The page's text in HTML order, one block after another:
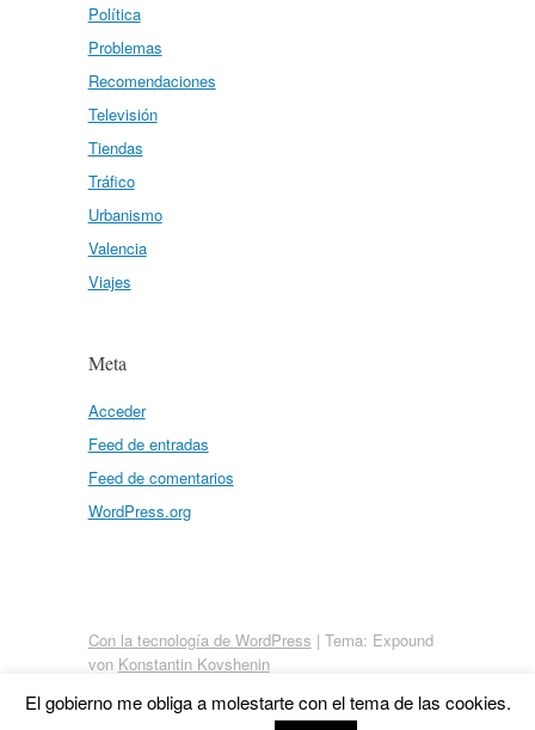
Política
Problemas
Recomendaciones
Televisión
Tiendas
Tráfico
Urbanismo
Valencia
Viajes
Meta
Acceder
Feed de entradas
Feed de comentarios
WordPress.org
Con la tecnología de WordPress | Tema: Expound
von Konstantin Kovshenin
El gobierno me obliga a molestarte con el tema de las cookies.